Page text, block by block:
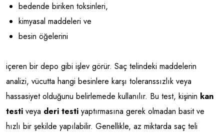
bedende biriken toksinleri,
kimyasal maddeleri ve
besin öğelerini
içeren bir depo gibi işlev görür. Saç telindeki maddelerin
analizi, vücutta hangi besinlere karşı toleranssızlık veya
hassasiyet olduğunu belirlemede kullanılır. Bu test, kişinin kan
testi veya deri testi yaptırmasına gerek olmadan basit ve
hızlı bir şekilde yapılabilir. Genellikle, az miktarda saç teli